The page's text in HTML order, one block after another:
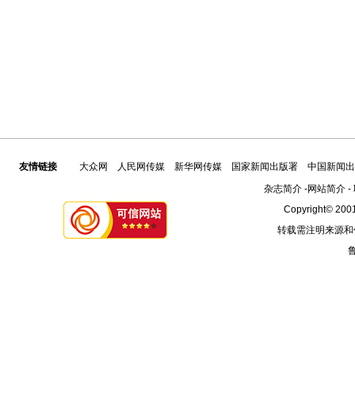
友情链接 大众网 人民网传媒 新华网传媒 国家新闻出版署
中国新闻
杂志简介-网站简介-
Copyright©
转载需注明来源